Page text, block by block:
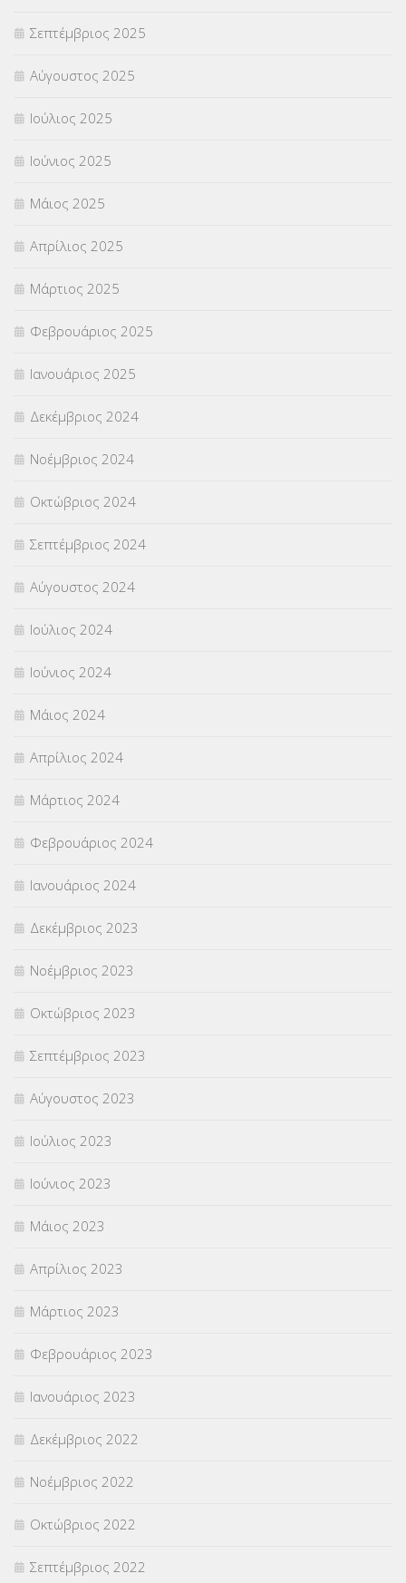
ΦΥΣΙΚΗ ΑΓΩΓΗ(692)
Χωρίς κατηγορία
Σεπτέμβριος 2025
Αύγουστος 2025
Ιούλιος 2025
Ιούνιος 2025
Μάιος 2025
Απρίλιος 2025
Μάρτιος 2025
Φεβρουάριος 2025
Ιανουάριος 2025
Δεκέμβριος 2024
Νοέμβριος 2024
Οκτώβριος 2024
Σεπτέμβριος 2024
Αύγουστος 2024
Ιούλιος 2024
Ιούνιος 2024
Μάιος 2024
Απρίλιος 2024
Μάρτιος 2024
Φεβρουάριος 2024
Ιανουάριος 2024
Δεκέμβριος 2023
Νοέμβριος 2023
Οκτώβριος 2023
Σεπτέμβριος 2023
Αύγουστος 2023
Ιούλιος 2023
Ιούνιος 2023
Μάιος 2023
Απρίλιος 2023
Μάρτιος 2023
Φεβρουάριος 2023
Ιανουάριος 2023
Δεκέμβριος 2022
Νοέμβριος 2022
Οκτώβριος 2022
Σεπτέμβριος 2022